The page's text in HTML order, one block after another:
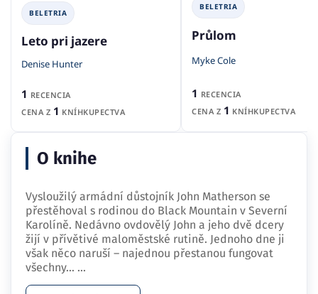
BELETRIA
Leto pri jazere
Denise Hunter
1 RECENCIA
CENA Z 1 KNÍHKUPECTVA
BELETRIA
Průlom
Myke Cole
1 RECENCIA
CENA Z 1 KNÍHKUPECTVA
O knihe
Vysloužilý armádní důstojník John Matherson se
přestěhoval s rodinou do Black Mountain v Severní
Karolíně. Nedávno ovdovělý John a jeho dvě dcery
žijí v přívětivé maloměstské rutině. Jednoho dne ji
však něco naruší – najednou přestanou fungovat
všechny… ...